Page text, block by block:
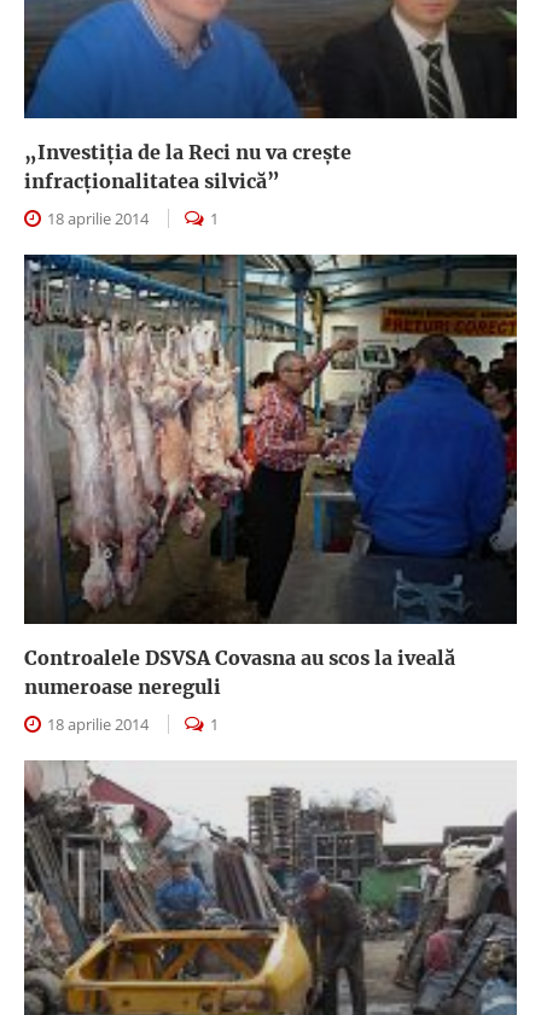
„Investiţia de la Reci nu va creşte
infracţionalitatea silvică”
18 aprilie 2014 1
Controalele DSVSA Covasna au scos la iveală
numeroase nereguli
18 aprilie 2014 1